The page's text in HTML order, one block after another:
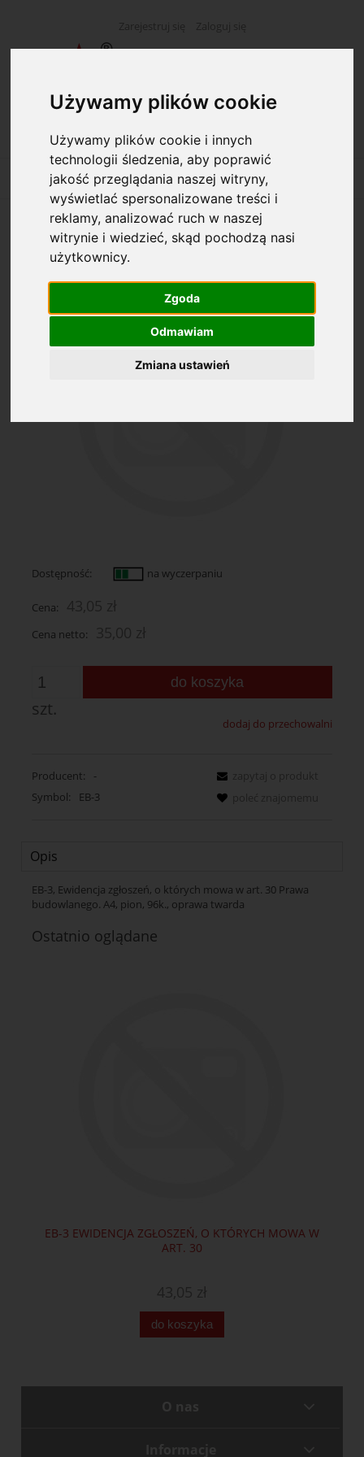
Używamy plików cookie
Używamy plików cookie i innych
technologii śledzenia, aby poprawić
jakość przeglądania naszej witryny,
wyświetlać spersonalizowane treści i
reklamy, analizować ruch w naszej
witrynie i wiedzieć, skąd pochodzą nasi
użytkownicy.
Zgoda
Odmawiam
Zmiana ustawień
EB-3 Ewidencja zgłoszeń, o których mowa w
art. 30
Dostępność: na wyczerpaniu
Cena:
Cena netto:
szt.
do koszyka
dodaj do przechowalni
Producent:
-
Symbol:
EB-3
Opis
EB-3, Ewidencja zgłoszeń, o których mowa w art. 30 Prawa
budowlanego. A4, pion, 96k., oprawa twarda
Ostatnio oglądane
EB-3 EWIDENCJA ZGŁOSZEŃ, O KTÓRYCH MOWA W
ART. 30
do koszyka